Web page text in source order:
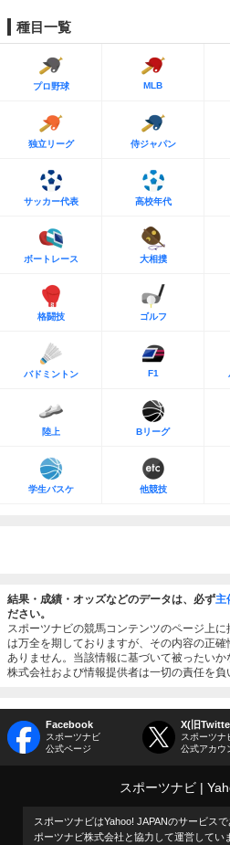
種目一覧
プロ野球 MLB
独立リーグ 侍ジャパン
サッカー代表 高校年代
ボートレース 大相撲
格闘技 ゴルフ
バドミントン F1
陸上 Bリーグ
学生バスケ 他競技
結果・成績・オッズなどのデータは、必ず主
ださい。
スポーツナビの競馬コンテンツのページ上
は万全を期しておりますが、その内容の正
ありません。当該情報に基づいて被ったい
株式会社および情報提供者は一切の責任を負
Facebook
スポーツナビ
公式ページ
X(旧
スポーツナ
公式アカウ
スポーツナビ
スポーツナビはYahoo! JAPANのサービス
ポーツナビ株式会社と協力して運営してい